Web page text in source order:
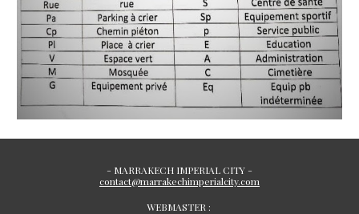
- MARRAKECH IMPERIAL CITY -
contact@marrakechimperialcity.com
WEBMASTER :